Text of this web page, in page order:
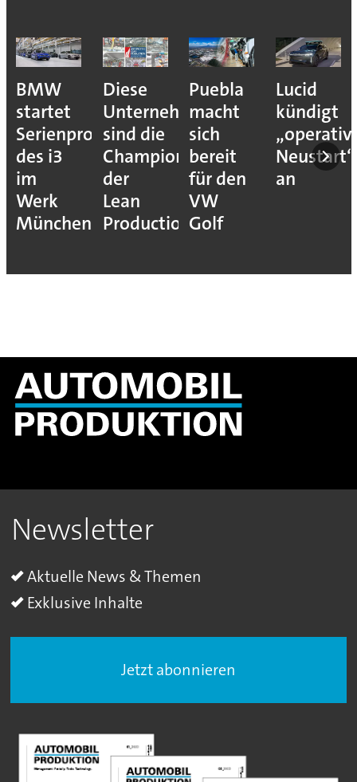
BMW
startet
Serienproduktion
des i3
im
Werk
München
Diese
Unternehmen
sind die
Champions
der
Lean
Production
Puebla
macht
sich
bereit
für den
VW
Golf
Lucid
kündigt
Neustart“
an
Newsletter
Aktuelle News & Themen
Exklusive Inhalte
Jetzt abonnieren